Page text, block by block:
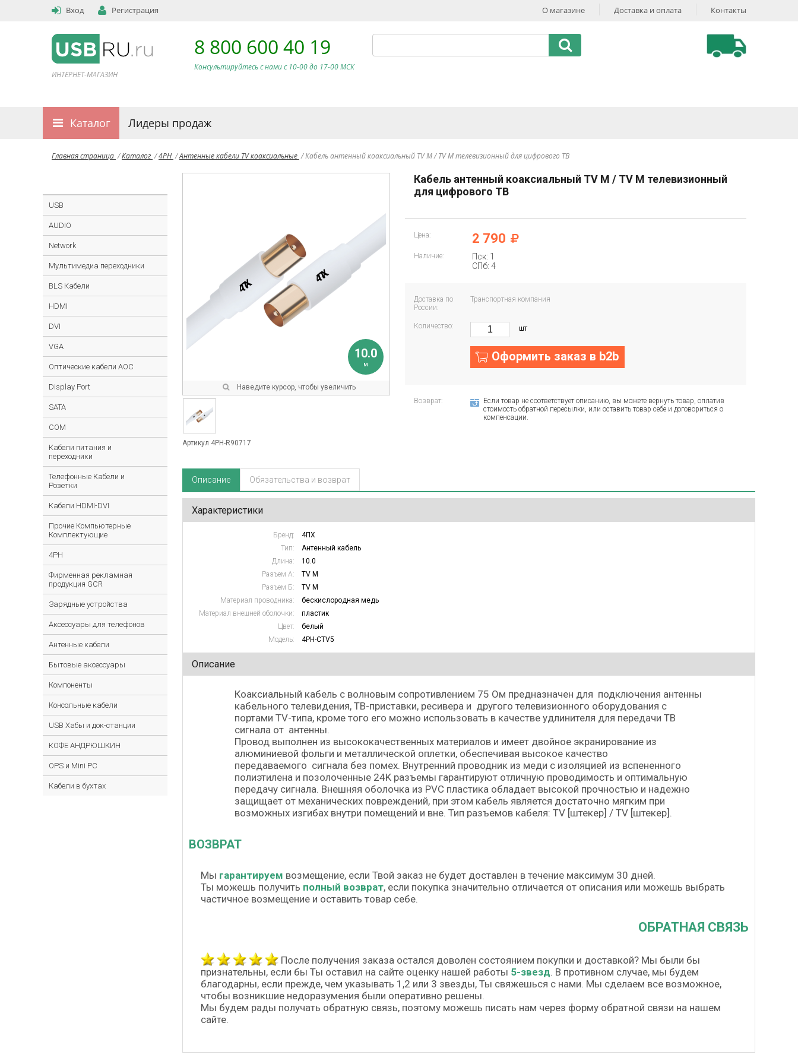
Вход Регистрация О магазине Доставка и оплата Контакты
ИНТЕРНЕТ-МАГАЗИН
8 800 600 40 19
Консультируйтесь с нами c 10-00 до 17-00 МСК
Каталог Лидеры продаж
Главная страница /Каталог /4PH /Антенные кабели TV коаксиальные /Кабель антенный коаксиальный TV M / TV M телевизионный для цифрового ТВ
USB
AUDIO
Network
Мультимедиа переходники
BLS Кабели
HDMI
DVI
VGA
Оптические кабели AOC
Display Port
SATA
COM
Кабели питания и
переходники
Телефонные Кабели и
Розетки
Кабели HDMI-DVI
Прочие Компьютерные
Комплектующие
4PH
Фирменная рекламная
продукция GCR
Зарядные устройства
Аксессуары для телефонов
Антенные кабели
Бытовые аксессуары
Компоненты
Консольные кабели
USB Хабы и док-станции
КОФЕ АНДРЮШКИН
OPS и Mini PC
Кабели в бухтах
10.0
м
Наведите курсор, чтобы увеличить
Артикул 4PH-R90717
Кабель антенный коаксиальный TV M / TV M телевизионный
для цифрового ТВ
Цена: 2 790
Наличие:
Пск: 1
СПб: 4
Доставка по
России:
Транспортная компания
Количество: шт
Оформить заказ в b2b
Возврат:
Если товар не соответствует описанию, вы можете вернуть товар, оплатив
стоимость обратной пересылки, или оставить товар себе и договориться о
компенсации.
Описание Обязательства и возврат
Характеристики
Бренд:
4ПХ
Тип:
Антенный кабель
Длина:
10.0
Разъем А:
TV M
Разъем Б:
TV M
Материал проводника:
бескислородная медь
Материал внешней оболочки:
пластик
Цвет:
белый
Модель:
4PH-CTV5
Описание
Коаксиальный кабель с волновым сопротивлением 75 Ом предназначен для подключения антенны
кабельного телевидения, ТВ-приставки, ресивера и другого телевизионного оборудования с
портами TV-типа, кроме того его можно использовать в качестве удлинителя для передачи ТВ
сигнала от антенны.
Провод выполнен из высококачественных материалов и имеет двойное экранирование из
алюминиевой фольги и металлической оплетки, обеспечивая высокое качество
передаваемого сигнала без помех. Внутренний проводник из меди с изоляцией из вспененного
полиэтилена и позолоченные 24K разъемы гарантируют отличную проводимость и оптимальную
передачу сигнала. Внешняя оболочка из PVC пластика обладает высокой прочностью и надежно
защищает от механических повреждений, при этом кабель является достаточно мягким при
возможных изгибах внутри помещений и вне. Тип разъемов кабеля: TV [штекер] / TV [штекер].
ВОЗВРАТ
Мы гарантируем возмещение, если Твой заказ не будет доставлен в течение максимум 30 дней.
Ты можешь получить полный возврат, если покупка значительно отличается от описания или можешь выбрать
частичное возмещение и оставить товар себе.
ОБРАТНАЯ СВЯЗЬ
После получения заказа остался доволен состоянием покупки и доставкой? Мы были бы
признательны, если бы Ты оставил на сайте оценку нашей работы 5-звезд. В противном случае, мы будем
благодарны, если прежде, чем указывать 1,2 или 3 звезды, Ты свяжешься с нами. Мы сделаем все возможное,
чтобы возникшие недоразумения были оперативно решены.
Мы будем рады получать обратную связь, поэтому можешь писать нам через форму обратной связи на нашем
сайте.